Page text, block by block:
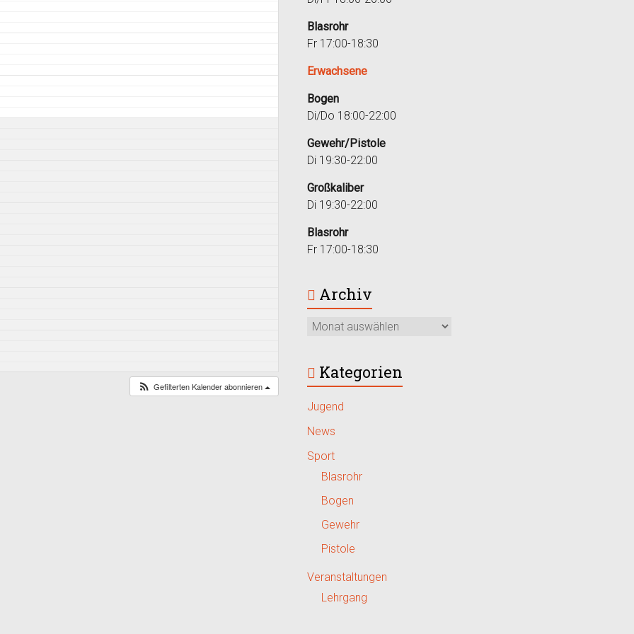
Gefilterten Kalender abonnieren
Blasrohr
Fr 17:00-18:30
Erwachsene
Bogen
Di/Do 18:00-22:00
Gewehr/Pistole
Di 19:30-22:00
Großkaliber
Di 19:30-22:00
Blasrohr
Fr 17:00-18:30
Archiv
Kategorien
Jugend
News
Sport
Blasrohr
Bogen
Gewehr
Pistole
Veranstaltungen
Lehrgang